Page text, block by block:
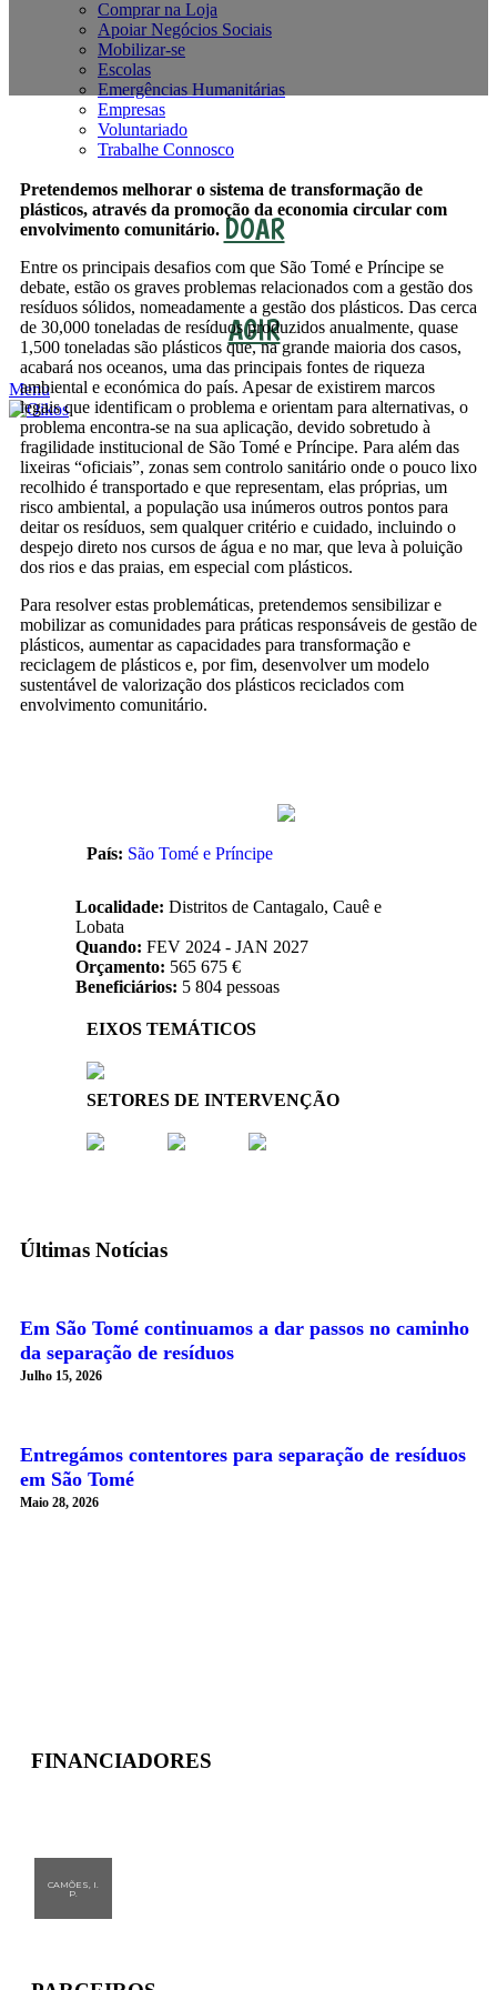
Comprar na Loja
Apoiar Negócios Sociais
Mobilizar-se
Escolas
Emergências Humanitárias
Empresas
Voluntariado
Trabalhe Connosco
DOAR
AGIR
Menu
Pretendemos melhorar o sistema de transformação de
plásticos, através da promoção da economia circular com
envolvimento comunitário.
Entre os principais desafios com que São Tomé e Príncipe se
debate, estão os graves problemas relacionados com a gestão dos
resíduos sólidos, nomeadamente a gestão dos plásticos. Das cerca
de 30,000 toneladas de resíduos produzidos anualmente, quase
1,500 toneladas são plásticos que, na grande maioria dos casos,
acabará nos oceanos, uma das principais fontes de riqueza
ambiental e económica do país. Apesar de existirem marcos
legais que identificam o problema e orientam para alternativas, o
problema encontra-se na sua aplicação, devido sobretudo à
fragilidade institucional de São Tomé e Príncipe. Para além das
lixeiras “oficiais”, zonas sem controlo sanitário onde o pouco lixo
recolhido é transportado e que representam, elas próprias, um
risco ambiental, a população usa inúmeros outros pontos para
deitar os resíduos, sem qualquer critério e cuidado, incluindo o
despejo direto nos cursos de água e no mar, que leva à poluição
dos rios e das praias, em especial com plásticos.
Para resolver estas problemáticas, pretendemos sensibilizar e
mobilizar as comunidades para práticas responsáveis de gestão de
plásticos, aumentar as capacidades para transformação e
reciclagem de plásticos e, por fim, desenvolver um modelo
sustentável de valorização dos plásticos reciclados com
envolvimento comunitário.
País: São Tomé e Príncipe
Localidade: Distritos de Cantagalo, Cauê e
Lobata
Quando: FEV 2024 - JAN 2027
Orçamento: 565 675 €
Beneficiários: 5 804 pessoas
EIXOS TEMÁTICOS
SETORES DE INTERVENÇÃO
Últimas Notícias
Em São Tomé continuamos a dar passos no caminho
da separação de resíduos
Julho 15, 2026
Entregámos contentores para separação de resíduos
em São Tomé
Maio 28, 2026
FINANCIADORES
CAMÕES, I.
P.